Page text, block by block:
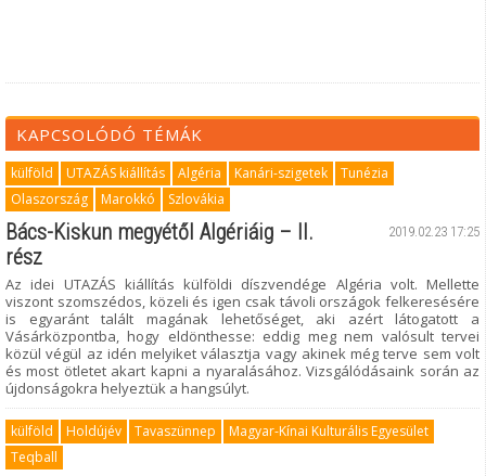
KAPCSOLÓDÓ TÉMÁK
külföld UTAZÁS kiállítás Algéria Kanári-szigetek
Tunézia
Olaszország
Marokkó Szlovákia
2019.02.23 17:25
Bács-Kiskun megyétől Algériáig – II.
rész
Az idei UTAZÁS kiállítás külföldi díszvendége Algéria volt. Mellette
viszont szomszédos, közeli és igen csak távoli országok felkeresésére
is egyaránt talált magának lehetőséget, aki azért látogatott a
Vásárközpontba, hogy eldönthesse: eddig meg nem valósult tervei
közül végül az idén melyiket választja vagy akinek még terve sem volt
és most ötletet akart kapni a nyaralásához. Vizsgálódásaink során az
újdonságokra helyeztük a hangsúlyt.
külföld Holdújév Tavaszünnep
Magyar-Kínai Kulturális Egyesület
Teqball